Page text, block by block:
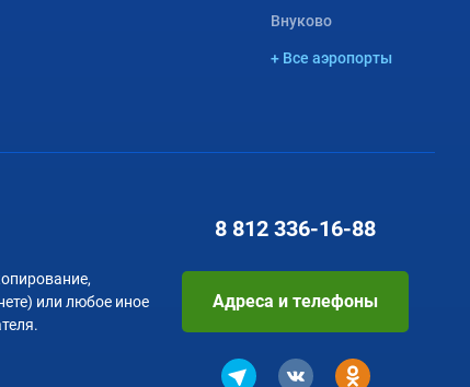
Внуково
+ Все аэропорты
или любое иное
8 812 336-16-88
Адреса и телефоны